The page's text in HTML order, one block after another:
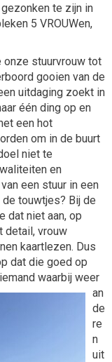
te zijn in
5 VROUWen,
onze stuurvrouw tot
gooien van de
uitdaging zoekt in
één ding op en
een hot
om in de buurt
niet te
en
een stuur in een
touwtjes? Bij de
dat niet aan, op
detail, vrouw
kaartlezen. Dus
dat die goed op
waarbij weer
an
de
re
n
uit